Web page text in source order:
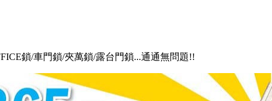
鎖/車門鎖/夾萬鎖/露台門鎖...通通無問題!!